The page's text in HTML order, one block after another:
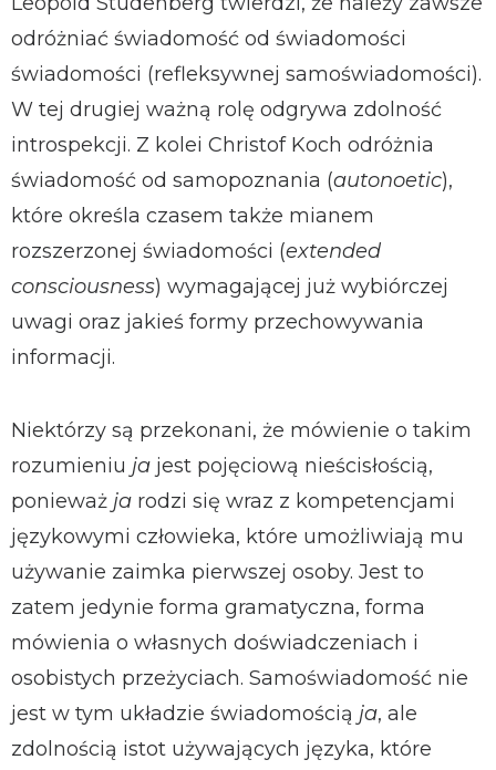
odróżniać świadomość od świadomości
świadomości (refleksywnej samoświadomości).
W tej drugiej ważną rolę odgrywa zdolność
introspekcji. Z kolei Christof Koch odróżnia
świadomość od samopoznania (autonoetic),
które określa czasem także mianem
rozszerzonej świadomości (extended
consciousness) wymagającej już wybiórczej
uwagi oraz jakieś formy przechowywania
informacji.
Niektórzy są przekonani, że mówienie o takim
rozumieniu ja jest pojęciową nieścisłością,
ponieważ ja rodzi się wraz z kompetencjami
językowymi człowieka, które umożliwiają mu
używanie zaimka pierwszej osoby. Jest to
zatem jedynie forma gramatyczna, forma
mówienia o własnych doświadczeniach i
osobistych przeżyciach. Samoświadomość nie
jest w tym układzie świadomością ja, ale
zdolnością istot używających języka, które